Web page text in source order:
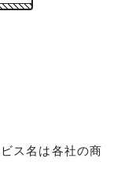
ス名は各社の商